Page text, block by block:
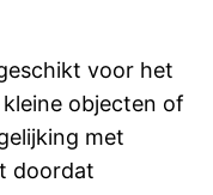
voor het
objecten of
met
doordat